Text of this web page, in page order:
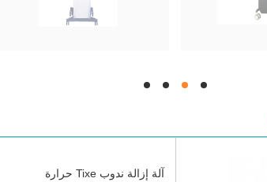
hd
hd
hd
hd
آلة إزالة ندوب Tixe حرارة